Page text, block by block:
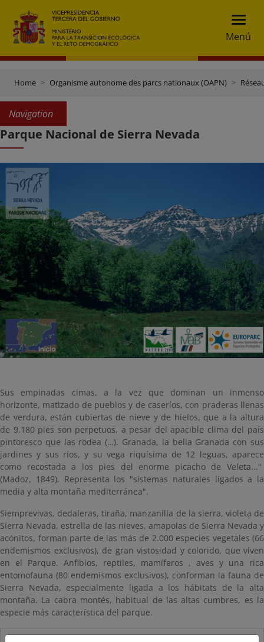
Menú
Home Organisme autonome des parcs nationaux (OAPN)
Navigation
Parque Nacional de Sierra Nevada
Sus empinadas cimas, a la vez que dominan un inmenso
horizonte, matizado de pueblos y de caseríos, con praderas llenas
de verdura, están cubiertas de nieve y de hielos, que a la altura
de 9.180 pies son perpetuos, a pesar del apacible clima del país
pintoresco que las rodea (…). Granada, la bella Granada con sus
jardines y sus ríos, y su vega riquísima de 12 leguas, aparece
como recostada a los pies del enorme picacho de Veleta..."
(Madoz, 1849). Representa los "sistemas naturales ligados a la
media y alta montaña mediterránea".
Siemprevivas, dedaleras, tiraña, manzanilla de la sierra, violeta de
Sierra Nevada, estrella de las nieves, amapolas de Sierra Nevada y
acónitos, forman parte de las más de 2.000 especies vegetales (66
endemismos exclusivos), de gran vistosidad y colorido, que viven
en el Parque. Anfibios, reptiles, mamíferos , aves y una rica
entomofauna (80 endemismos exclusivos), conforman la fauna de
Sierra Nevada, especialmente ligada a los hábitats de la alta
montaña. La cabra montés, habitual de las altas cumbres, es la
especie más característica del parque.